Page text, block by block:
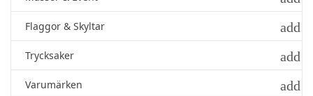
Flaggor & Skyltar add
Trycksaker add
Varumärken add